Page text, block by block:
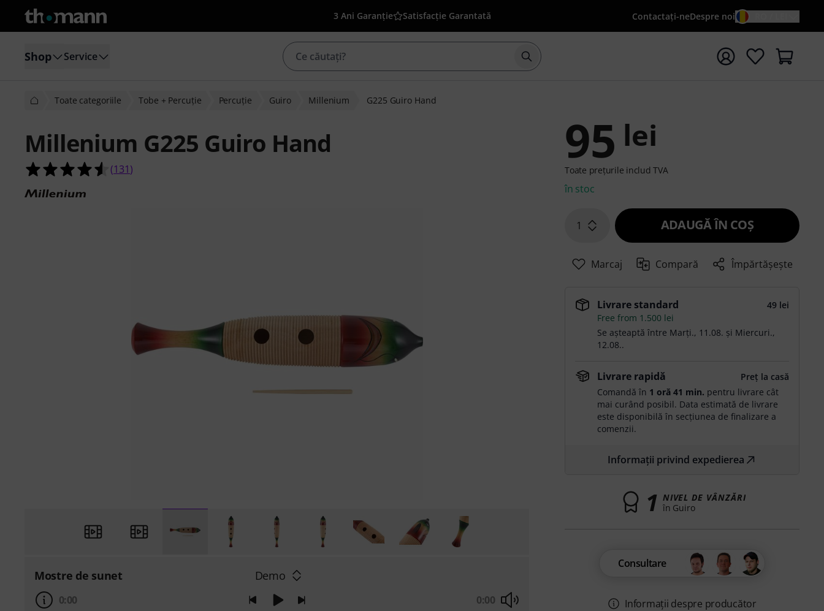
3 Ani Garanție Satisfacție Garantată Contactaţi-neDespre noi
Shop Service Începeți căutarea cu termenul de căutare {searchTerm}
Toate categoriile Tobe + Percuţie Percuţie Guiro Millenium G225 Guiro Hand
Millenium G225 Guiro Hand
4.5 din 5 stele din 131 evaluări ale clienților
(131)
Mostre de sunet Demo
0:00 0:00
95 lei
Toate prețurile includ TVA
în stoc
1 ADAUGĂ ÎN COŞ
Marcaj Compară Împărtășește
Livrare standard
49 lei
Free from 1.500 lei
Se așteaptă între Marți., 11.08. și Miercuri.,
12.08..
Livrare rapidă
Preț la casă
Comandă în 1 oră 41 min. pentru livrare cât
mai curând posibil. Data estimată de livrare
este disponibilă în secțiunea de finalizare a
comenzii.
Informații privind expedierea
1 NIVEL DE VÂNZĂRI
în Guiro
Consultare
Informații despre producător